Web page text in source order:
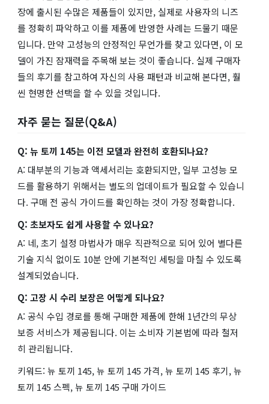
장에 출시된 수많은 제품들이 있지만, 실제로 사용자의 니즈
를 정확히 파악하고 이를 제품에 반영한 사례는 드물기 때문
입니다. 만약 고성능의 안정적인 무언가를 찾고 있다면, 이 모
델이 가진 잠재력을 주목해 보는 것이 좋습니다. 실제 구매자
들의 후기를 참고하여 자신의 사용 패턴과 비교해 본다면, 훨
씬 현명한 선택을 할 수 있을 것입니다.
자주 묻는 질문(Q&A)
Q: 뉴 토끼 145는 이전 모델과 완전히 호환되나요?
A: 대부분의 기능과 액세서리는 호환되지만, 일부 고성능 모
드를 활용하기 위해서는 별도의 업데이트가 필요할 수 있습니
다. 구매 전 공식 가이드를 확인하는 것이 가장 정확합니다.
Q: 초보자도 쉽게 사용할 수 있나요?
A: 네, 초기 설정 마법사가 매우 직관적으로 되어 있어 별다른
기술 지식 없이도 10분 안에 기본적인 세팅을 마칠 수 있도록
설계되었습니다.
Q: 고장 시 수리 보장은 어떻게 되나요?
A: 공식 수입 경로를 통해 구매한 제품에 한해 1년간의 무상
보증 서비스가 제공됩니다. 이는 소비자 기본법에 따라 철저
히 관리됩니다.
키워드: 뉴 토끼 145, 뉴 토끼 145 가격, 뉴 토끼 145 후기, 뉴
토끼 145 스펙, 뉴 토끼 145 구매 가이드